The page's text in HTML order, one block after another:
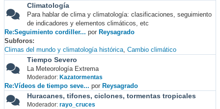
Climatología
Para hablar de clima y climatología: clasificaciones, seguimiento
de indicadores y elementos climáticos, etc
Re:Seguimiento cordiller... por Reysagrado
Subforos
Climas del mundo y climatología histórica Cambio climático
Tiempo Severo
La Meteorología Extrema
Moderador: Kazatormentas
Re:Vídeos de tiempo seve... por Reysagrado
Huracanes, tifones, ciclones, tormentas tropicales
Moderador: rayo_cruces